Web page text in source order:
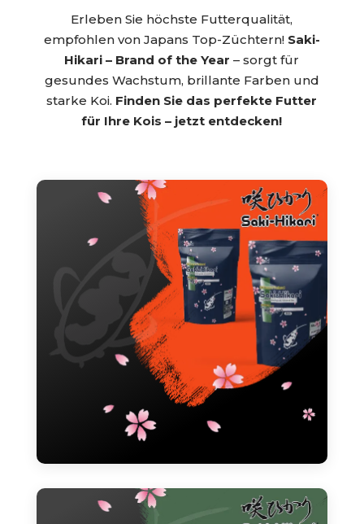
Erleben Sie höchste Futterqualität,
empfohlen von Japans Top-Züchtern! Saki-
Hikari – Brand of the Year – sorgt für
gesundes Wachstum, brillante Farben und
starke Koi. Finden Sie das perfekte Futter
für Ihre Kois – jetzt entdecken!